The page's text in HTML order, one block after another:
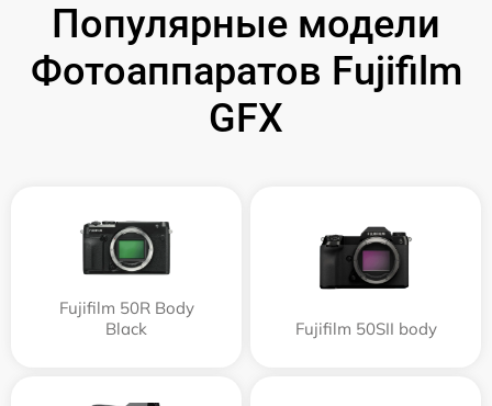
Популярные модели
Фотоаппаратов Fujifilm
GFX
Fujifilm 50R Body
Black
Fujifilm 50SII body